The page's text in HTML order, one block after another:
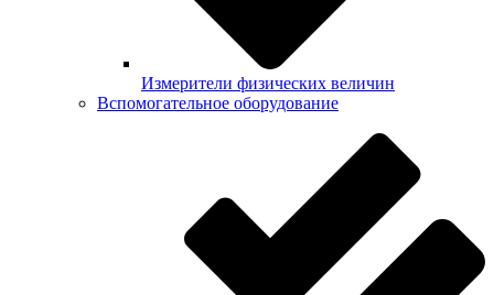
Измерители физических величин
Вспомогательное оборудование